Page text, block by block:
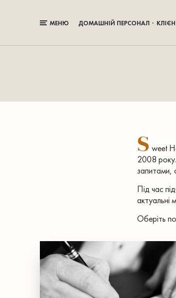
МЕНЮ ДОМАШНІЙ ПЕРСОНАЛ
S weet
2008
запитами,
Під час
актуальні
Оберіть